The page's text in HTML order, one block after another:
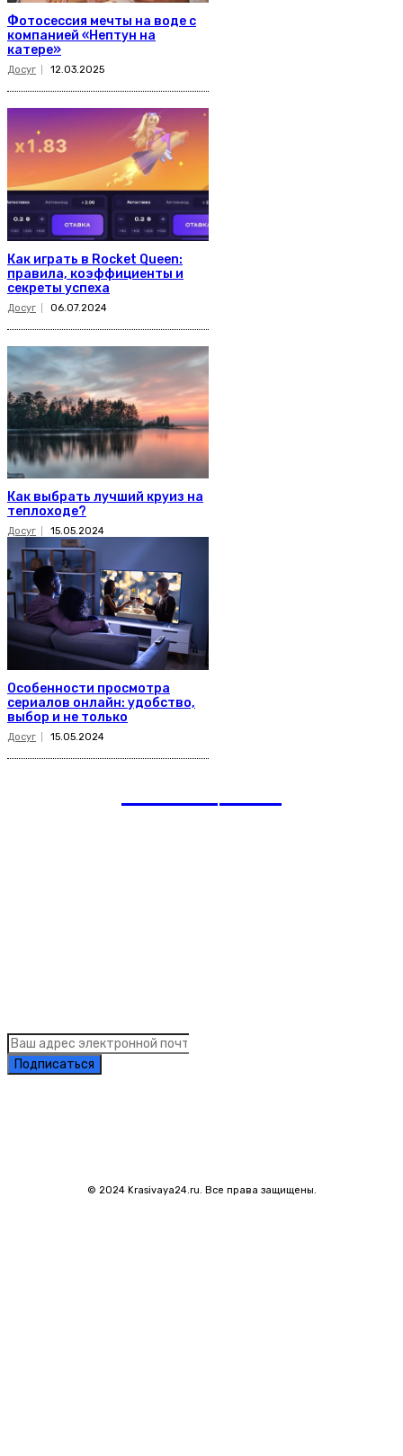
Фотосессия мечты на воде с
компанией «Нептун на
катере»
Досуг 12.03.2025
Как играть в Rocket Queen:
правила, коэффициенты и
секреты успеха
Досуг 06.07.2024
Как выбрать лучший круиз на
теплоходе?
Досуг 15.05.2024
Особенности просмотра
сериалов онлайн: удобство,
выбор и не только
Досуг 15.05.2024
Подписаться
© 2024 Krasivaya24.ru. Все права защищены.